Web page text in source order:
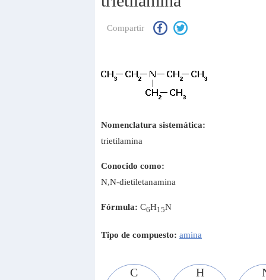
Compartir
Nomenclatura sistemática:
trietilamina
Conocido como:
N,N-dietiletanamina
Fórmula: C6H15N
Tipo de compuesto: amina
C H